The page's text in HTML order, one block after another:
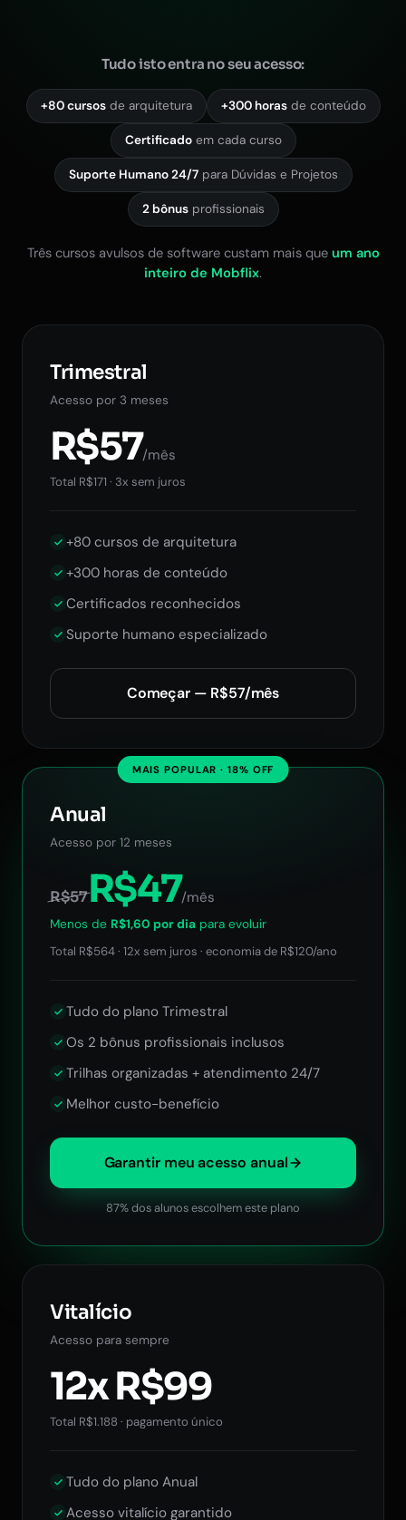
Tudo isto entra no seu acesso:
+80 cursosde arquitetura +300 horasde conteúdo
Certificadoem cada curso
Suporte Humano 24/7para Dúvidas e Projetos
2 bônusprofissionais
Três cursos avulsos de software custam mais que um ano
inteiro de Mobflix.
Trimestral
Acesso por 3 meses
R$57/mês
Total R$171 · 3x sem juros
+80 cursos de arquitetura
+300 horas de conteúdo
Certificados reconhecidos
Suporte humano especializado
Começar — R$57/mês
MAIS POPULAR · 18% OFF
Anual
Acesso por 12 meses
R$57R$47/mês
Menos de R$1,60 por dia para evoluir
Total R$564 · 12x sem juros · economia de R$120/ano
Tudo do plano Trimestral
Os 2 bônus profissionais inclusos
Trilhas organizadas + atendimento 24/7
Melhor custo-benefício
Garantir meu acesso anual
87% dos alunos escolhem este plano
Vitalício
Acesso para sempre
12x R$99
Total R$1.188 · pagamento único
Tudo do plano Anual
Acesso vitalício garantido